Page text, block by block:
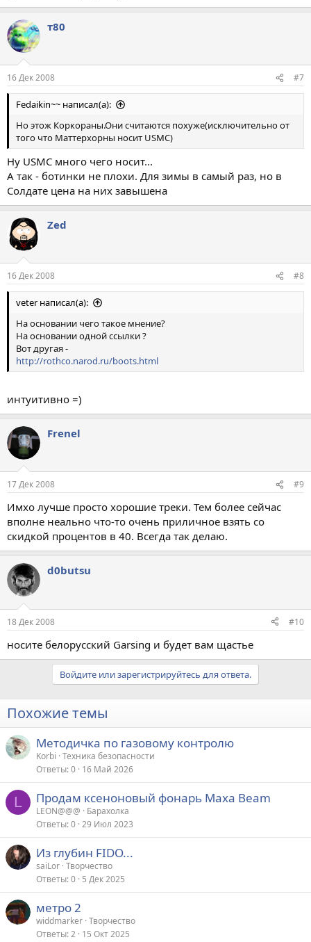
т80
16 Дек 2008 #7
Fedaikin~~ написал(а):
Но этож Коркораны.Они считаются похуже(исключительно от
того что Маттерхорны носит USMC)
Ну USMC много чего носит...
А так - ботинки не плохи. Для зимы в самый раз, но в
Солдате цена на них завышена
Zed
16 Дек 2008 #8
veter написал(а):
На основании чего такое мнение?
На основании одной ссылки ?
Вот другая -
http://rothco.narod.ru/boots.html
интуитивно =)
Frenel
17 Дек 2008 #9
Имхо лучше просто хорошие треки. Тем более сейчас
вполне неально что-то очень приличное взять со
скидкой процентов в 40. Всегда так делаю.
d0butsu
18 Дек 2008 #10
носите белорусский Garsing и будет вам щастье
Войдите или зарегистрируйтесь для ответа.
Похожие темы
Методичка по газовому контролю
Korbi Техника безопасности
Ответы 0 16 Май 2026
L Продам ксеноновый фонарь Maxa Beam
LEON@@@
Барахолка
Ответы 0 29 Июл 2023
Из глубин FIDO...
saiLor Творчество
Ответы 0 5 Дек 2025
метро 2
widdmarker Творчество
Ответы 2 15 Окт 2025